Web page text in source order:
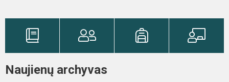
Naujienų archyvas